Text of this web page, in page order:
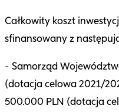
Całkowity koszt
sfinansowany z
- Samorząd
(dotacja celowa 2021/
500.000 PLN (dotacja